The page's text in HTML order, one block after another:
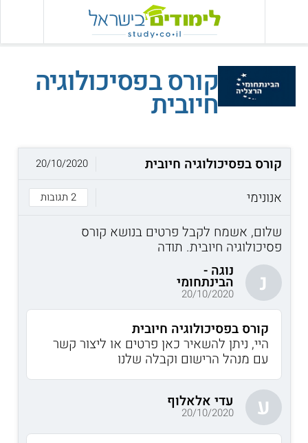
קורס בפסיכולוגיה
חיובית
קורס בפסיכולוגיה חיובית
אנונימי
2 תגובות
20/10/2020
שלום, אשמח לקבל פרטים בנושא קורס
פסיכולוגיה חיובית. תודה
נ נוגה -
הבינתחומי
20/10/2020
קורס בפסיכולוגיה חיובית
היי, ניתן להשאיר כאן פרטים או ליצור קשר
עם מנהל הרישום וקבלה שלנו
ע עדי אלאלוף
20/10/2020